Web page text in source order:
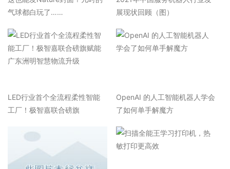
气球都白玩了……
展现状回顾（图）
LED行业首个全流程柔性智能
工厂！极智嘉联合磅旗
OpenAI 的人工智能机器人学会
了如何单手解魔方